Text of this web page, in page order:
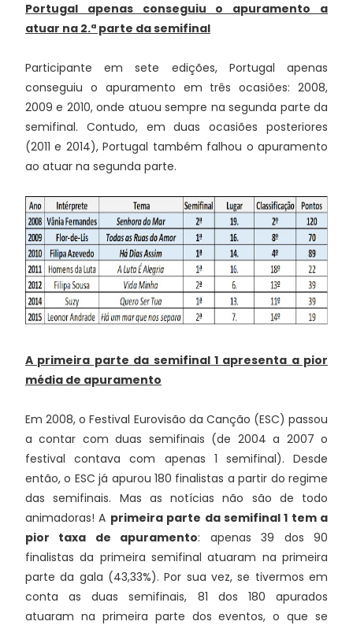
Portugal apenas conseguiu o apuramento a
atuar na 2.ª parte da semifinal
Participante em sete edições, Portugal apenas
conseguiu o apuramento em três ocasiões: 2008,
2009 e 2010, onde atuou sempre na segunda parte da
semifinal. Contudo, em duas ocasiões posteriores
(2011 e 2014), Portugal também falhou o apuramento
ao atuar na segunda parte.
A primeira parte da semifinal 1 apresenta a pior
média de apuramento
Em 2008, o Festival Eurovisão da Canção (ESC) passou
a contar com duas semifinais (de 2004 a 2007 o
festival contava com apenas 1 semifinal). Desde
então, o ESC já apurou 180 finalistas a partir do regime
das semifinais. Mas as notícias não são de todo
animadoras! A primeira parte da semifinal 1 tem a
pior taxa de apuramento: apenas 39 dos 90
finalistas da primeira semifinal atuaram na primeira
parte da gala (43,33%). Por sua vez, se tivermos em
conta as duas semifinais, 81 dos 180 apurados
atuaram na primeira parte dos eventos, o que se